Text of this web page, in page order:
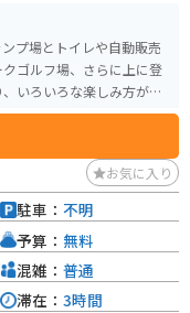
プ場とトイレや自動販売
ゴルフ場、さらに上に登
いろいろな楽しみ方がで
のテントが張られており
お気に入り
駐車： 不明
予算： 無料
混雑： 普通
滞在： 3時間